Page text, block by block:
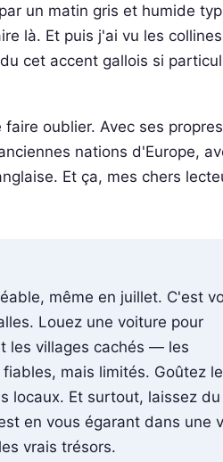
un matin gris et humide
là. Et puis j'ai vu les
cet accent gallois si
oublier. Avec ses propres
nations d'Europe,
Et ça, mes chers
même en juillet. C'est
Louez une voiture pour
les villages cachés — les
mais limités. Goûtez
locaux. Et surtout, laissez du
en vous égarant dans une
vrais trésors.